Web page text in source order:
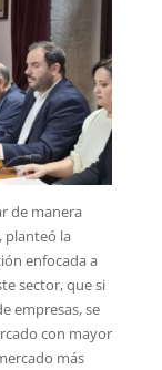
de manera
planteó la
enfocada a
sector, que si
empresas, se
con mayor
más